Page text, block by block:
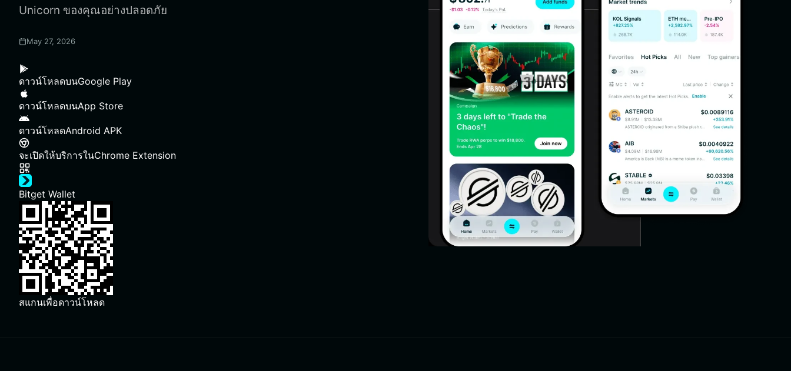
Unicorn ของคุณอย่างปลอดภัย
May 27, 2026
ดาวน์โหลดบนGoogle Play
ดาวน์โหลดบนApp Store
ดาวน์โหลดAndroid APK
จะเปิดให้บริการในChrome Extension
Bitget Wallet
สแกนเพื่อดาวน์โหลด